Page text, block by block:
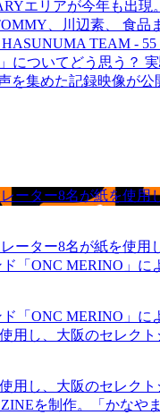
エリアが今年も出
、川辺素、 食品
TEAM - 55
についてどう思う？
を集めた記録映像が公
ーター8名が紙を使用
ーター8名が紙を使用
「ONC MERINO」
「ONC MERINO」
用し、大阪のセレク
用し、大阪のセレク
を制作。「かなや